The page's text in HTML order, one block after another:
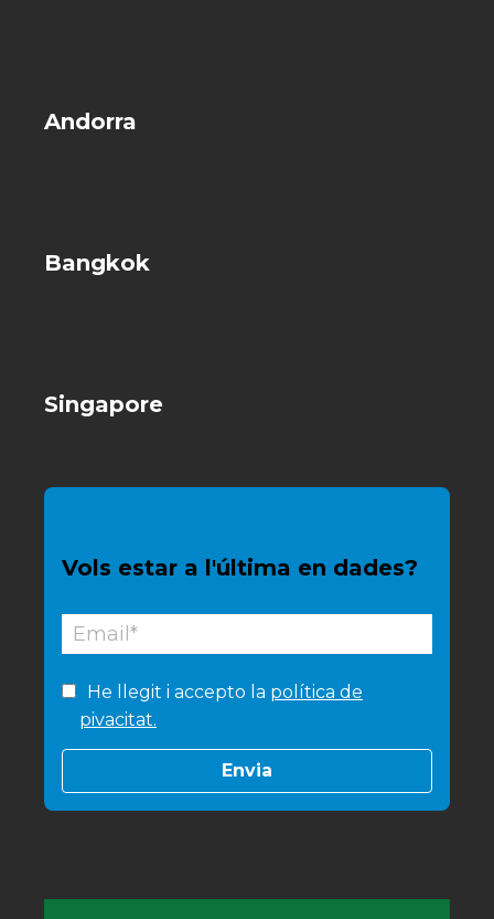
Andorra
Bangkok
Singapore
Vols estar a l'última en dades?
He llegit i accepto la política de
pivacitat.